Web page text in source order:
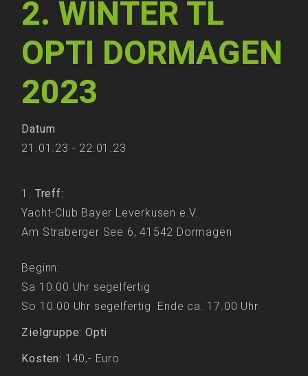
2. WINTER TL
OPTI DORMAGEN
2023
Datum
21.01.23 - 22.01.23
Treff:
Yacht-Club Bayer Leverkusen e.V.
Am Straberger See 6, 41542 Dormagen
Beginn:
Sa 10.00 Uhr segelfertig
So 10.00 Uhr segelfertig Ende ca. 17.00 Uhr
Zielgruppe: Opti
Kosten: 140,- Euro